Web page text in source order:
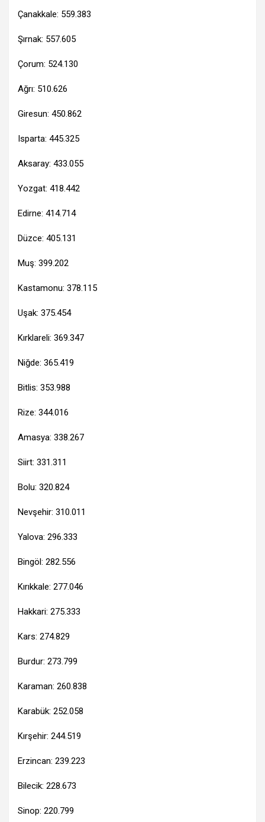
Çanakkale: 559.383
Şırnak: 557.605
Çorum: 524.130
Ağrı: 510.626
Giresun: 450.862
Isparta: 445.325
Aksaray: 433.055
Yozgat: 418.442
Edirne: 414.714
Düzce: 405.131
Muş: 399.202
Kastamonu: 378.115
Uşak: 375.454
Kırklareli: 369.347
Niğde: 365.419
Bitlis: 353.988
Rize: 344.016
Amasya: 338.267
Siirt: 331.311
Bolu: 320.824
Nevşehir: 310.011
Yalova: 296.333
Bingöl: 282.556
Kırıkkale: 277.046
Hakkari: 275.333
Kars: 274.829
Burdur: 273.799
Karaman: 260.838
Karabük: 252.058
Kırşehir: 244.519
Erzincan: 239.223
Bilecik: 228.673
Sinop: 220.799